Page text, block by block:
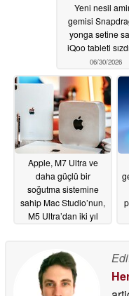
Yeni nesil
gemisi
yonga setine
iQoo tableti
06/30/2026
Apple, M7 Ultra ve
daha güçlü bir
soğutma sistemine
sahip Mac Studio’nun,
M5 Ultra’dan iki yıl
06/29/2026